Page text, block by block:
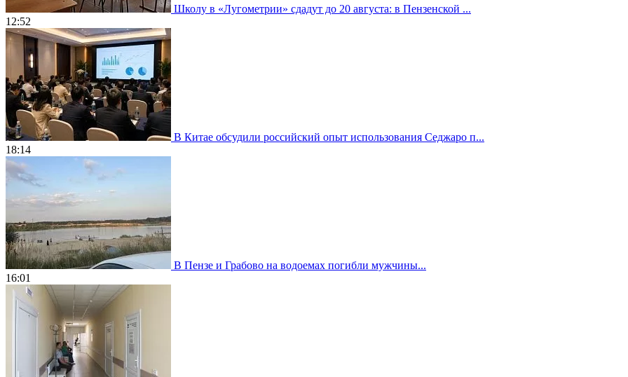
Школу в «Лугометрии» сдадут до 20 августа: в Пензенской ...
12:52
В Китае обсудили российский опыт использования Седжаро п...
18:14
В Пензе и Грабово на водоемах погибли мужчины...
16:01